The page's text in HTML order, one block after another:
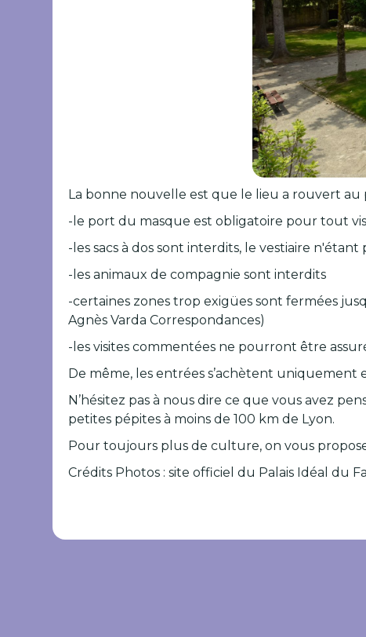
La bonne nouvelle est que le lieu a rouvert au
-le port du masque est obligatoire pour tout
-les sacs à dos sont interdits, le vestiaire n'étant
-les animaux de compagnie sont interdits
-certaines zones trop exigües sont fermées
Agnès Varda Correspondances)
-les visites commentées ne pourront être
De même, les entrées s’achètent
N’hésitez pas à nous dire ce que vous avez
petites pépites à moins de 100 km de Lyon.
Pour toujours plus de culture, on vous
Crédits Photos : site officiel du Palais Idéal du